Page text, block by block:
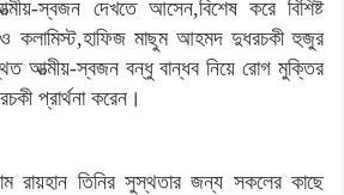
স্বজন দেখতে আসেন,বিশেষ করে বিশিষ্ট
ও কলামিস্ট,হাফিজ মাছুম আহমদ দুধরচকী হুজুর
আত্মীয়-স্বজন বন্ধু বান্ধব নিয়ে রোগ মুক্তির
প্রার্থনা করেন।
রায়হান তিনির সুস্থতার জন্য সকলের কাছে